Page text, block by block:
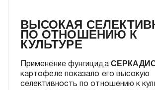
ВЫСОКАЯ
ПО ОТНОШЕНИЮ К
КУЛЬТУРЕ
Применение фунгицида
картофеле показало его высокую
селективность по отношению к